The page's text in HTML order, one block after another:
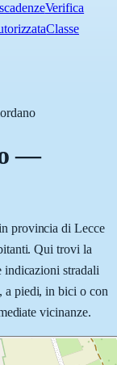
Verifica
Classe
—
provincia di Lecce
Qui trovi la
indicazioni stradali
a piedi, in bici o con
vicinanze.